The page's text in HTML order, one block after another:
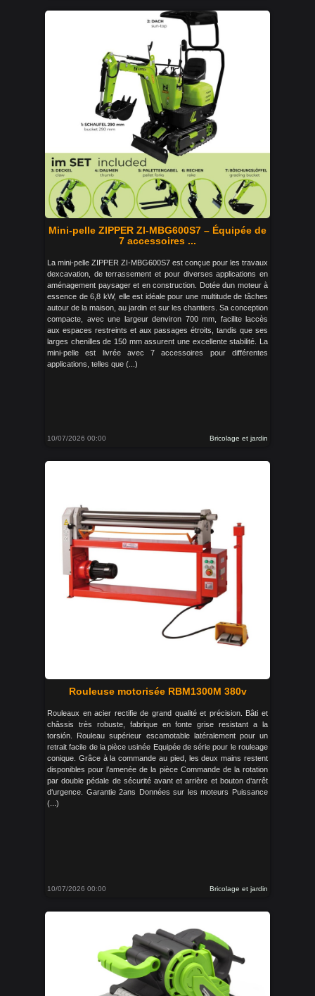
Mini-pelle ZIPPER ZI-MBG600S7 – Équipée de
7 accessoires ...
La mini-pelle ZIPPER ZI-MBG600S7 est conçue pour les travaux
dexcavation, de terrassement et pour diverses applications en
aménagement paysager et en construction. Dotée dun moteur à
essence de 6,8 kW, elle est idéale pour une multitude de tâches
autour de la maison, au jardin et sur les chantiers. Sa conception
compacte, avec une largeur denviron 700 mm, facilite laccès
aux espaces restreints et aux passages étroits, tandis que ses
larges chenilles de 150 mm assurent une excellente stabilité. La
mini-pelle est livrée avec 7 accessoires pour différentes
applications, telles que (...)
10/07/2026 00:00 Bricolage et jardin
Rouleuse motorisée RBM1300M 380v
Rouleaux en acier rectifie de grand qualité et précision. Bâti et
châssis très robuste, fabrique en fonte grise resistant a la
torsión. Rouleau supérieur escamotable latéralement pour un
retrait facile de la pièce usinée Equipée de série pour le rouleage
conique. Grâce à la commande au pied, les deux mains restent
disponibles pour l’amenée de la pièce Commande de la rotation
par double pédale de sécurité avant et arrière et bouton d‘arrêt
d‘urgence. Garantie 2ans Données sur les moteurs Puissance
(...)
10/07/2026 00:00 Bricolage et jardin